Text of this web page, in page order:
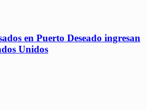
en Puerto Deseado ingresan
Unidos